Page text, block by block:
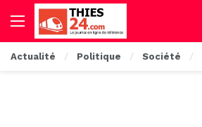
Actualité Politique Société